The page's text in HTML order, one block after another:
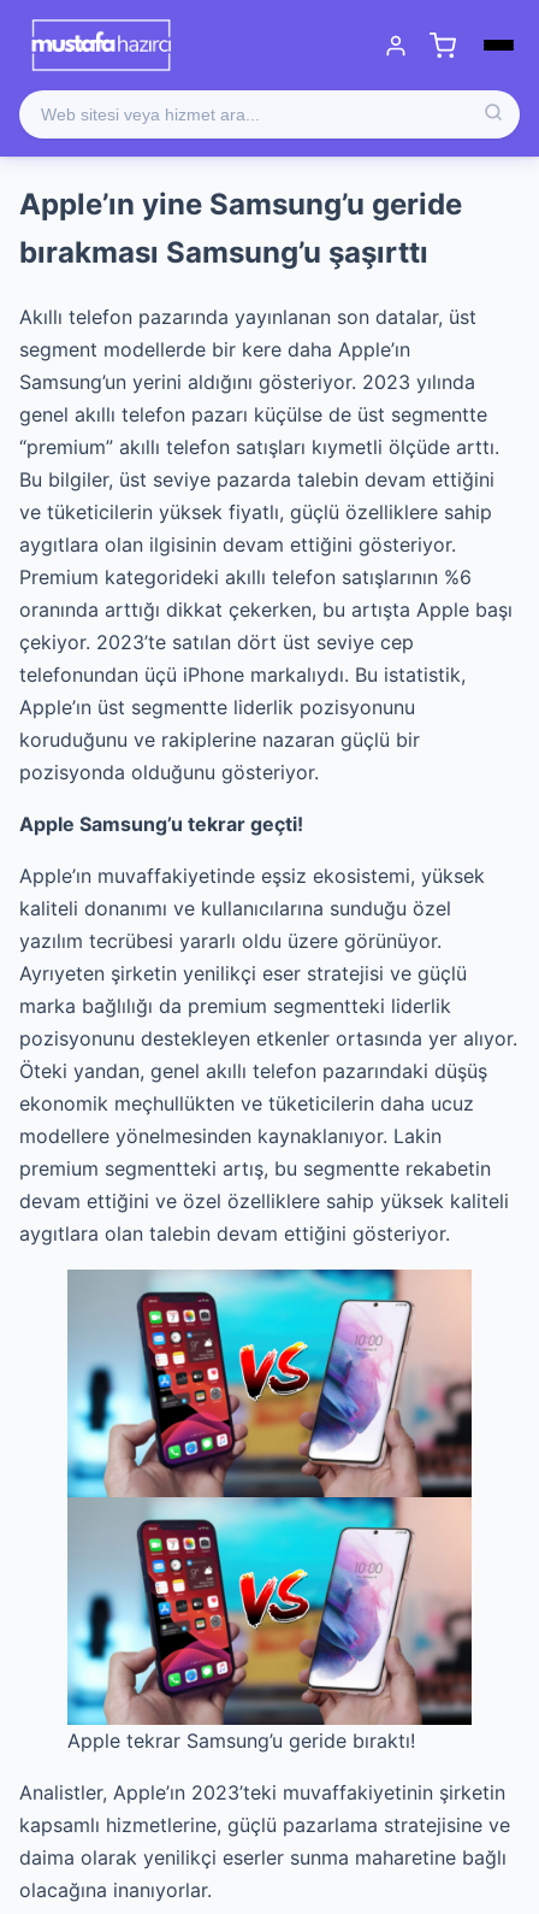
Apple’ın yine Samsung’u geride
bırakması Samsung’u şaşırttı
Akıllı telefon pazarında yayınlanan son datalar, üst
segment modellerde bir kere daha Apple’ın
Samsung’un yerini aldığını gösteriyor. 2023 yılında
genel akıllı telefon pazarı küçülse de üst segmentte
“premium” akıllı telefon satışları kıymetli ölçüde arttı.
Bu bilgiler, üst seviye pazarda talebin devam ettiğini
ve tüketicilerin yüksek fiyatlı, güçlü özelliklere sahip
aygıtlara olan ilgisinin devam ettiğini gösteriyor.
Premium kategorideki akıllı telefon satışlarının %6
oranında arttığı dikkat çekerken, bu artışta Apple başı
çekiyor. 2023’te satılan dört üst seviye cep
telefonundan üçü iPhone markalıydı. Bu istatistik,
Apple’ın üst segmentte liderlik pozisyonunu
koruduğunu ve rakiplerine nazaran güçlü bir
pozisyonda olduğunu gösteriyor.
Apple Samsung’u tekrar geçti!
Apple’ın muvaffakiyetinde eşsiz ekosistemi, yüksek
kaliteli donanımı ve kullanıcılarına sunduğu özel
yazılım tecrübesi yararlı oldu üzere görünüyor.
Ayrıyeten şirketin yenilikçi eser stratejisi ve güçlü
marka bağlılığı da premium segmentteki liderlik
pozisyonunu destekleyen etkenler ortasında yer alıyor.
Öteki yandan, genel akıllı telefon pazarındaki düşüş
ekonomik meçhullükten ve tüketicilerin daha ucuz
modellere yönelmesinden kaynaklanıyor. Lakin
premium segmentteki artış, bu segmentte rekabetin
devam ettiğini ve özel özelliklere sahip yüksek kaliteli
aygıtlara olan talebin devam ettiğini gösteriyor.
Apple tekrar Samsung’u geride bıraktı!
Analistler, Apple’ın 2023’teki muvaffakiyetinin şirketin
kapsamlı hizmetlerine, güçlü pazarlama stratejisine ve
daima olarak yenilikçi eserler sunma maharetine bağlı
olacağına inanıyorlar.